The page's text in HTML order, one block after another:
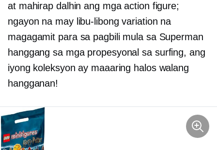
at mahirap dalhin ang mga action figure;
ngayon na may libu-libong variation na
magagamit para sa pagbili mula sa Superman
hanggang sa mga propesyonal sa surfing, ang
iyong koleksyon ay maaaring halos walang
hangganan!